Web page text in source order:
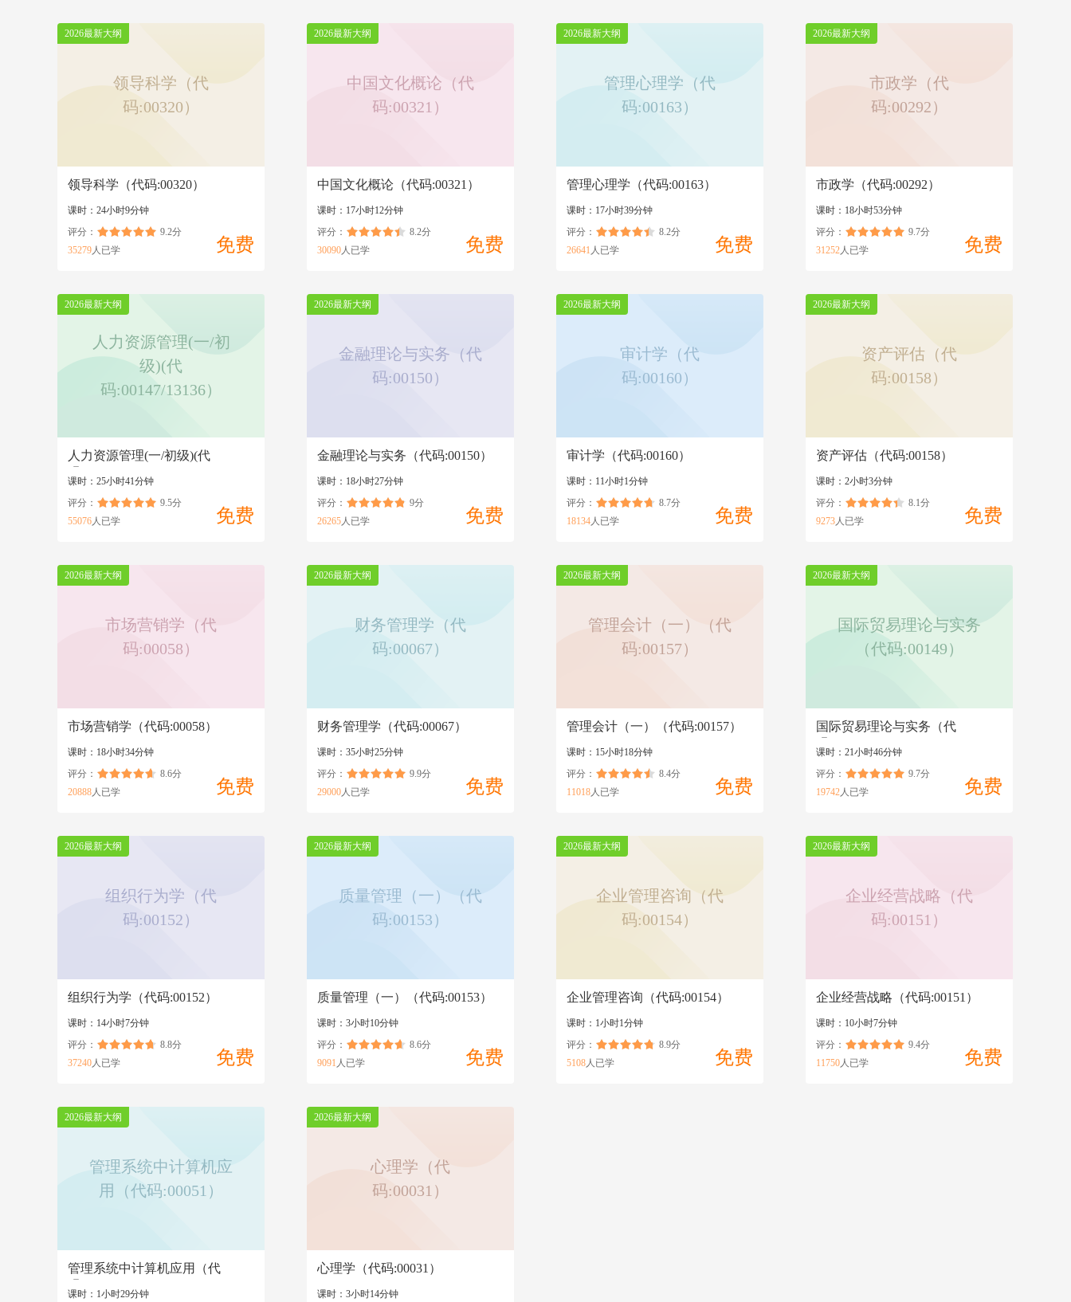
2026最新大纲
领导科学（代
码:00320）
领导科学（代码:00320）
课时：24小时9分钟
免费
评分：
9.2分
35279人已学
2026最新大纲
中国文化概论（代
码:00321）
中国文化概论（代码:00321）
课时：17小时12分钟
免费
评分：
8.2分
30090人已学
2026最新大纲
管理心理学（代
码:00163）
管理心理学（代码:00163）
课时：17小时39分钟
免费
评分：
8.2分
26641 人已学
2026最新大纲
市政学（代
码:00292）
市政学（代码:00292）
课时：18小时53分钟
免费
评分：
9.7分
31252人已学
2026最新大纲
人力资源管理(一/初
级)(代
码:00147/13136）
人力资源管理(一/初级)(代
课时：25小时41分钟
免费
评分：
9.5分
55076人已学
2026最新大纲
金融理论与实务（代
码:00150）
金融理论与实务（代码:00150）
课时：18小时27分钟
免费
评分：
9分
26265人已学
2026最新大纲
审计学（代
码:00160）
审计学（代码:00160）
课时：11小时1分钟
免费
评分：
8.7分
18134人已学
2026最新大纲
资产评估（代
码:00158）
资产评估（代码:00158）
课时：2小时3分钟
免费
评分：
8.1分
9273人已学
2026最新大纲
市场营销学（代
码:00058）
市场营销学（代码:00058）
课时：18小时34分钟
免费
评分：
8.6分
20888人已学
2026最新大纲
财务管理学（代
码:00067）
财务管理学（代码:00067）
课时：35小时25分钟
免费
评分：
9.9分
29000人已学
2026最新大纲
管理会计（一）（代
码:00157）
管理会计（一）（代码:00157）
课时：15小时18分钟
免费
评分：
8.4分
11018人已学
2026最新大纲
国际贸易理论与实务
（代码:00149）
国际贸易理论与实务（代
课时：21小时46分钟
免费
评分：
9.7分
19742人已学
2026最新大纲
组织行为学（代
码:00152）
组织行为学（代码:00152）
课时：14小时7分钟
免费
评分：
8.8分
37240人已学
2026最新大纲
质量管理（一）（代
码:00153）
质量管理（一）（代码:00153）
课时：3小时10分钟
免费
评分：
8.6分
9091 人已学
2026最新大纲
企业管理咨询（代
码:00154）
企业管理咨询（代码:00154）
课时：1小时1分钟
免费
评分：
8.9分
5108人已学
2026最新大纲
企业经营战略（代
码:00151）
企业经营战略（代码:00151）
课时：10小时7分钟
免费
评分：
9.4分
11750人已学
2026最新大纲
管理系统中计算机应
用（代码:00051）
管理系统中计算机应用（代
课时：1小时29分钟
2026最新大纲
心理学（代
码:00031）
心理学（代码:00031）
课时：3小时14分钟